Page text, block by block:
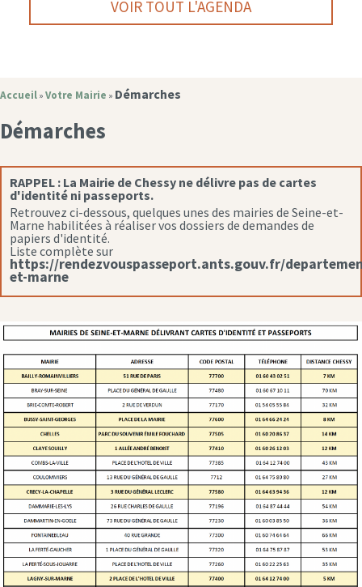
VOIR TOUT L'AGENDA
Accueil » Votre Mairie » Démarches
Démarches
RAPPEL : La Mairie de Chessy ne délivre pas de cartes
d'identité ni passeports.
Retrouvez ci-dessous, quelques unes des mairies de Seine-et-
Marne habilitées à réaliser vos dossiers de demandes de
papiers d'identité.
Liste complète sur
https://rendezvouspasseport.ants.gouv.fr/
et-marne